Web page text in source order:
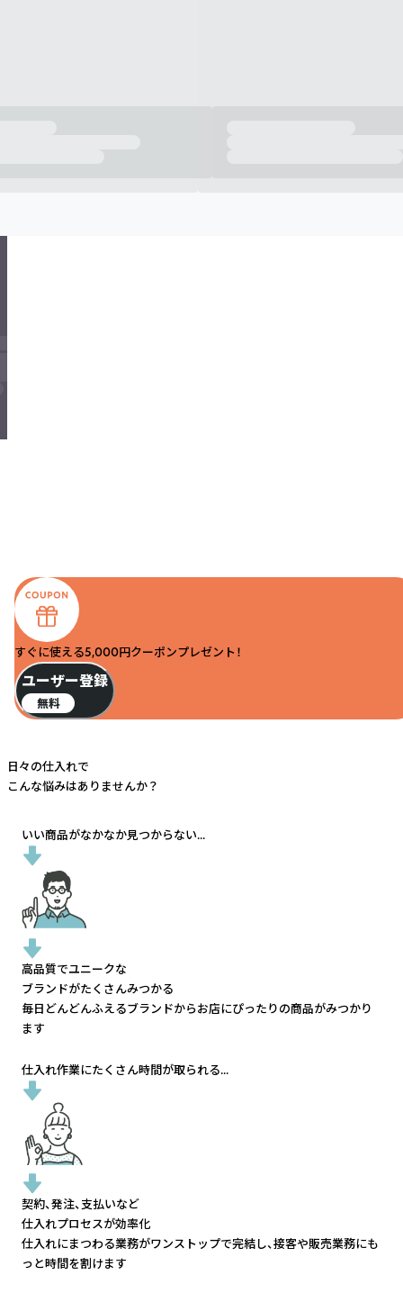
すぐに使える5,000円クーポンプレゼント！
ユーザー登録
無料
日々の仕入れで
こんな悩みはありませんか？
いい商品がなかなか見つからない...
高品質でユニークな
ブランドがたくさんみつかる
毎日どんどんふえるブランドからお店にぴったりの商品がみつかり
ます
仕入れ作業にたくさん時間が取られる...
契約、発注、支払いなど
仕入れプロセスが効率化
仕入れにまつわる業務がワンストップで完結し、接客や販売業務にも
っと時間を割けます